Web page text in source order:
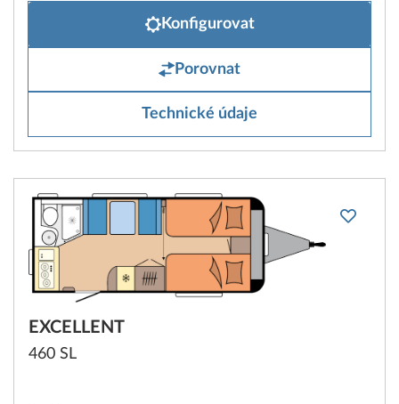
Konfigurovat
Porovnat
Technické údaje
EXCELLENT
460 SL